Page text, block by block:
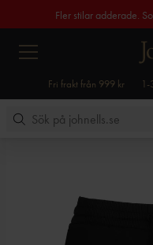
Fler stilar adderade.
Fri frakt från 999 kr 1-